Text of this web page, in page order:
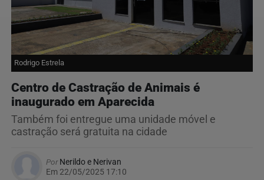
Rodrigo Estrela
Centro de Castração de Animais é
inaugurado em Aparecida
Também foi entregue uma unidade móvel e
castração será gratuita na cidade
PorNerildo e Nerivan
Em 22/05/2025 17:10